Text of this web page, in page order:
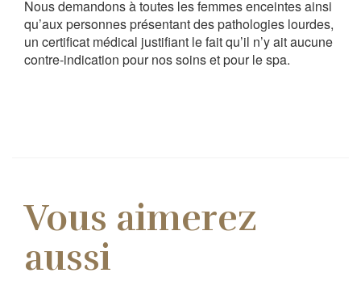
Nous demandons à toutes les femmes enceintes ainsi
qu’aux personnes présentant des pathologies lourdes,
un certificat médical justifiant le fait qu’il n’y ait aucune
contre-indication pour nos soins et pour le spa.
Vous aimerez
aussi